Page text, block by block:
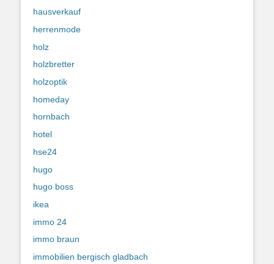
hausverkauf
herrenmode
holz
holzbretter
holzoptik
homeday
hornbach
hotel
hse24
hugo
hugo boss
ikea
immo 24
immo braun
immobilien bergisch gladbach